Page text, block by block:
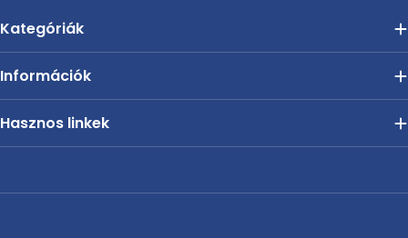
Kategóriák
Információk
Hasznos linkek